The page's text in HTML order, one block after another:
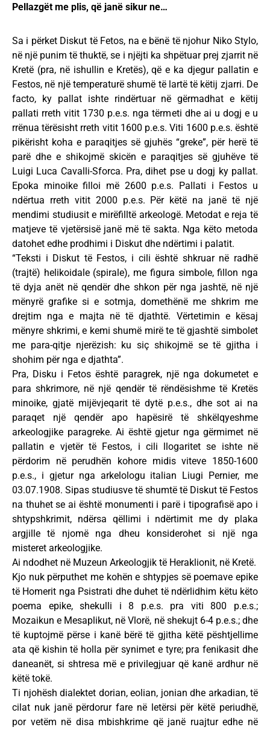
Pellazgët me plis, që janë sikur ne…
Sa i përket Diskut të Fetos, na e bënë të njohur Niko Stylo,
në një punim të thuktë, se i njëjti ka shpëtuar prej zjarrit në
Kretë (pra, në ishullin e Kretës), që e ka djegur pallatin e
Festos, në një temperaturë shumë të lartë të këtij zjarri. De
facto, ky pallat ishte rindërtuar në gërmadhat e këtij
pallati rreth vitit 1730 p.e.s. nga tërmeti dhe ai u dogj e u
rrënua tërësisht rreth vitit 1600 p.e.s. Viti 1600 p.e.s. është
pikërisht koha e paraqitjes së gjuhës “greke”, për herë të
parë dhe e shikojmë skicën e paraqitjes së gjuhëve të
Luigi Luca Cavalli-Sforca. Pra, dihet pse u dogj ky pallat.
Epoka minoike filloi më 2600 p.e.s. Pallati i Festos u
ndërtua rreth vitit 2000 p.e.s. Për këtë na janë të një
mendimi studiusit e mirëfilltë arkeologë. Metodat e reja të
matjeve të vjetërsisë janë më të sakta. Nga këto metoda
datohet edhe prodhimi i Diskut dhe ndërtimi i palatit.
“Teksti i Diskut të Festos, i cili është shkruar në radhë
(trajtë) helikoidale (spirale), me figura simbole, fillon nga
të dyja anët në qendër dhe shkon për nga jashtë, në një
mënyrë grafike si e sotmja, domethënë me shkrim me
drejtim nga e majta në të djathtë. Vërtetimin e kësaj
mënyre shkrimi, e kemi shumë mirë te të gjashtë simbolet
me para-qitje njerëzish: ku siç shikojmë se të gjitha i
shohim për nga e djathta”.
Pra, Disku i Fetos është paragrek, një nga dokumetet e
para shkrimore, në një qendër të rëndësishme të Kretës
minoike, gjatë mijëvjeqarit të dytë p.e.s., dhe sot ai na
paraqet një qendër apo hapësirë të shkëlqyeshme
arkeologjike paragreke. Ai është gjetur nga gërmimet në
pallatin e vjetër të Festos, i cili llogaritet se ishte në
përdorim në perudhën kohore midis viteve 1850-1600
p.e.s., i gjetur nga arkelologu italian Liugi Pernier, me
03.07.1908. Sipas studiusve të shumtë të Diskut të Festos
na thuhet se ai është monumenti i parë i tipografisë apo i
shtypshkrimit, ndërsa qëllimi i ndërtimit me dy plaka
argjille të njomë nga dheu konsiderohet si një nga
misteret arkeologjike.
Ai ndodhet në Muzeun Arkeologjik të Heraklionit, në Kretë.
Kjo nuk përputhet me kohën e shtypjes së poemave epike
të Homerit nga Psistrati dhe duhet të ndërlidhim këtu këto
poema epike, shekulli i 8 p.e.s. pra viti 800 p.e.s.;
Mozaikun e Mesaplikut, në Vlorë, në shekujt 6-4 p.e.s.; dhe
të kuptojmë përse i kanë bërë të gjitha këtë pështjellime
ata që kishin të holla për synimet e tyre; pra fenikasit dhe
daneanët, si shtresa më e privilegjuar që kanë ardhur në
këtë tokë.
Ti njohësh dialektet dorian, eolian, jonian dhe arkadian, të
cilat nuk janë përdorur fare në letërsi për këtë periudhë,
por vetëm në disa mbishkrime që janë ruajtur edhe në